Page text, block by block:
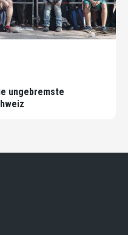
ungebremste